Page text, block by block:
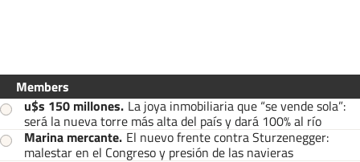
Members
u$s 150 millones. La joya inmobiliaria que “se vende sola”:
será la nueva torre más alta del país y dará 100% al río
Marina mercante. El nuevo frente contra Sturzenegger:
malestar en el Congreso y presión de las navieras